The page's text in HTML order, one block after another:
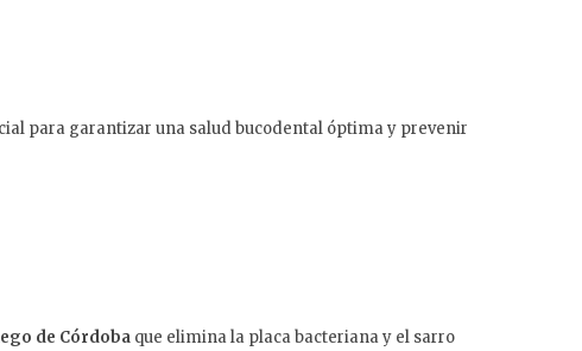
para garantizar una salud bucodental óptima y prevenir
de Córdoba que elimina la placa bacteriana y el sarro